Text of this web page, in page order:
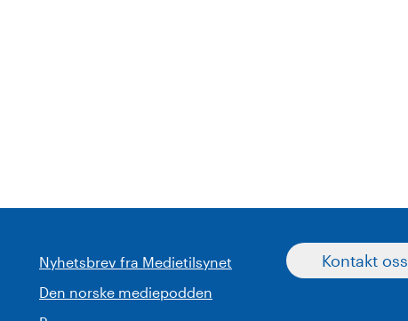
Nyhetsbrev fra Medietilsynet
Den norske mediepodden
Kontakt oss